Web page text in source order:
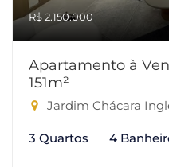
R$ 2.150.000
Apartamento à
151m²
Jardim Chácara
3 Quartos 4